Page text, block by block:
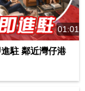
01:01
駐 鄰近灣仔港